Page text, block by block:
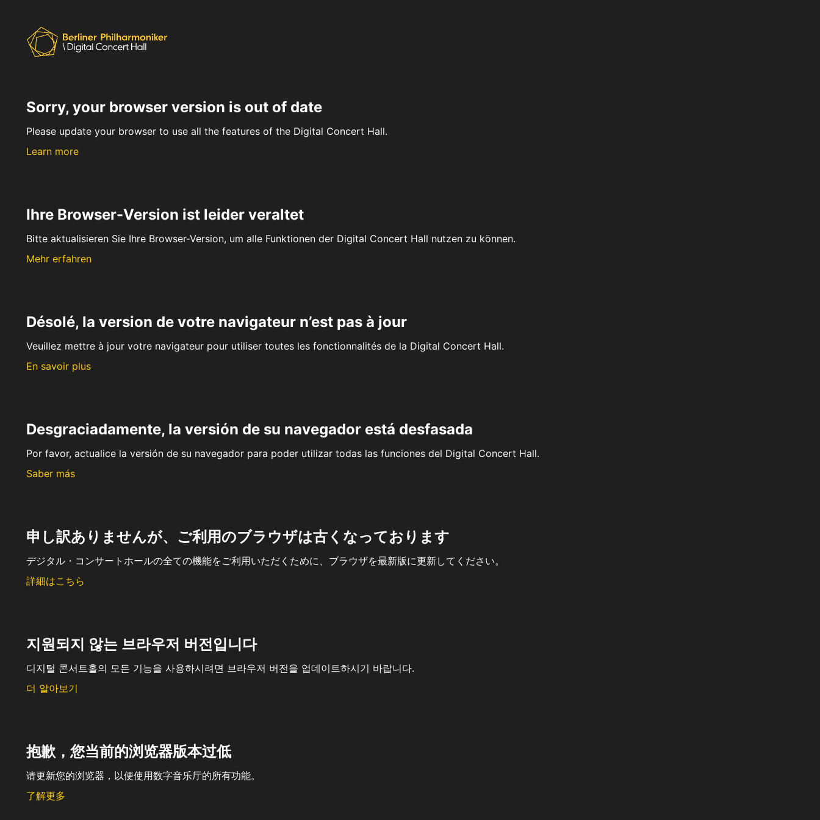
Sorry, your browser version is out of date
Please update your browser to use all the features of the Digital Concert Hall.
Learn more
Ihre Browser-Version ist leider veraltet
Bitte aktualisieren Sie Ihre Browser-Version, um alle Funktionen der Digital Concert Hall nutzen zu können.
Mehr erfahren
Désolé, la version de votre navigateur n’est pas à jour
Veuillez mettre à jour votre navigateur pour utiliser toutes les fonctionnalités de la Digital Concert Hall.
En savoir plus
Desgraciadamente, la versión de su navegador está desfasada
Por favor, actualice la versión de su navegador para poder utilizar todas las funciones del Digital Concert Hall.
Saber más
申し訳ありませんが、ご利用のブラウザは古くなっております
デジタル・コンサートホールの全ての機能をご利用いただくために、ブラウザを最新版に更新してください。
詳細はこちら
지원되지 않는 브라우저 버전입니다
디지털 콘서트홀의 모든 기능을 사용하시려면 브라우저 버전을 업데이트하시기 바랍니다.
더 알아보기
抱歉，您当前的浏览器版本过低
请更新您的浏览器，以便使用数字音乐厅的所有功能。
了解更多